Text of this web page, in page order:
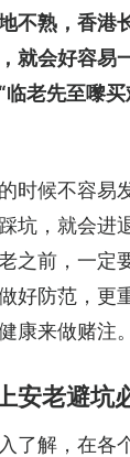
不熟，香港
就会好容易
老先至嚟
时候不容易
坑，就会进
之前，一定
好防范，更
康来做赌注。
安老避坑
了解，在各